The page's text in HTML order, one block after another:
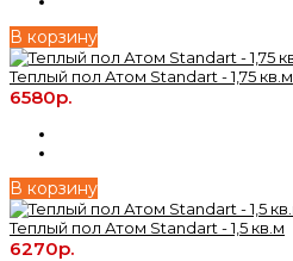
В корзину
Теплый пол Атом Standart - 1,75 кв.м
6580р.
В корзину
Теплый пол Атом Standart - 1,5 кв.м
6270р.